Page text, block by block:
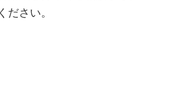
ださい。